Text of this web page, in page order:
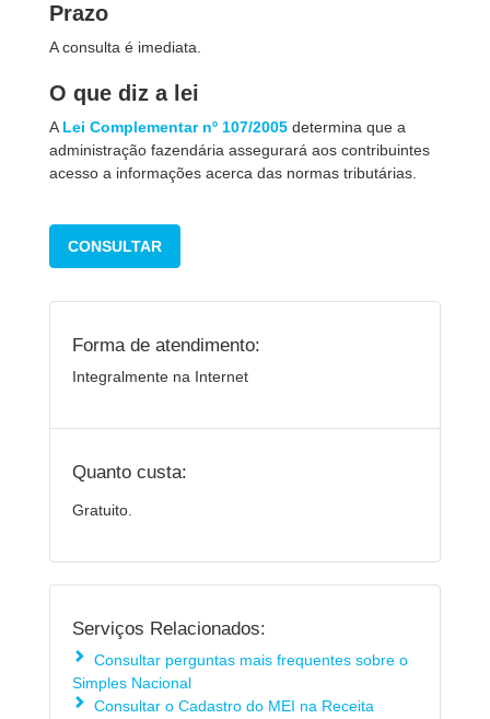
Prazo
A consulta é imediata.
O que diz a lei
A Lei Complementar nº 107/2005 determina que a
administração fazendária assegurará aos contribuintes
acesso a informações acerca das normas tributárias.
CONSULTAR
Forma de atendimento:
Integralmente na Internet
Quanto custa:
Gratuito.
Serviços Relacionados:
Consultar perguntas mais frequentes sobre o
Simples Nacional
Consultar o Cadastro do MEI na Receita